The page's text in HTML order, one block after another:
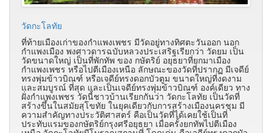
วัดกะโลทัย
ที่ท้ายเมืองเก่าของกำแพงเพชร มีวัดอยู่ทางทิศตะวันออก นอก
กำแพงเมือง พงศาวดารฉบับหลวงประเสริฐเรียกว่า วัดยม เป็น
วัดขนาดใหญ่ เป็นที่พักทัพ ของ กษัตริย์ อยุธยาที่ยกมาเมือง
กำแพงเพชร หรือไปตีเมืองเหนือ ลักษณะของวัดที่ปรากฏ มีเจดีย์
ทรงพุ่มข้าวบิณฑ์ หรือเจดีย์ทรงดอกบัวตูม ขนาดใหญ่ที่งดงาม
และสมบูรณ์ ที่สุด และเป็นเจดีย์ทรงพุ่มข้าวบิณฑ์ องค์เดียว ทาง
ฝั่งกำแพงเพชร วัดนี้ชาวบ้านเรียกกันว่า วัดกะโลทัย เป็นวัดที่
สร้างขึ้นในสมัยสุโขทัย ในยุคเดียวกับการสร้างเมืองนครชุม มี
ความสำคัญทางประวัติศาสตร์ คือเป็นวัดที่ได้เคยใช้เป็นที่
ประทับแรมของกษัตริย์กรุงศรีอยุธยา เมื่อครั้งยกทัพไปตีเมือง